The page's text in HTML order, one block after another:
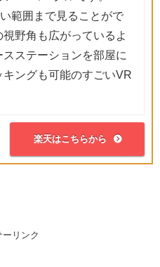
範囲まで見ることがで
野角も広がっているよ
ステーションを部屋に
ングも可能のすごいVR
楽天はこちらから
ーリンク